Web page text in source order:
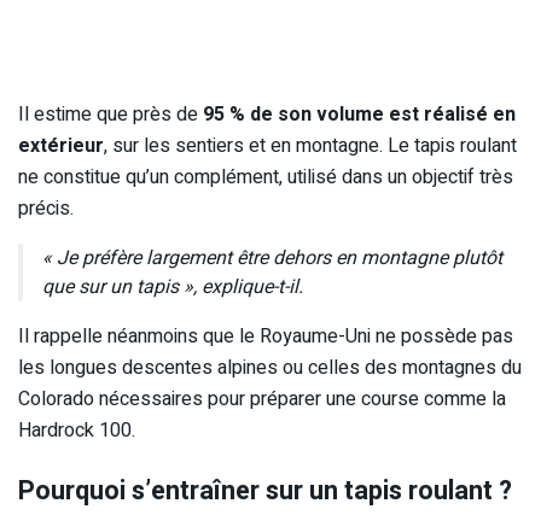
Il estime que près de 95 % de son volume est réalisé en
extérieur, sur les sentiers et en montagne. Le tapis roulant
ne constitue qu’un complément, utilisé dans un objectif très
précis.
« Je préfère largement être dehors en montagne plutôt
que sur un tapis », explique-t-il.
Il rappelle néanmoins que le Royaume-Uni ne possède pas
les longues descentes alpines ou celles des montagnes du
Colorado nécessaires pour préparer une course comme la
Hardrock 100.
Pourquoi s’entraîner sur un tapis roulant ?